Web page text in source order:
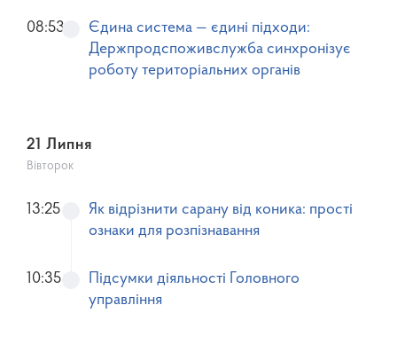
Єдина система — єдині підходи:
Держпродспоживслужба синхронізує
роботу територіальних органів
08:53
21 Липня
Вівторок
Як відрізнити сарану від коника: прості
ознаки для розпізнавання
13:25
Підсумки діяльності Головного
управління
10:35